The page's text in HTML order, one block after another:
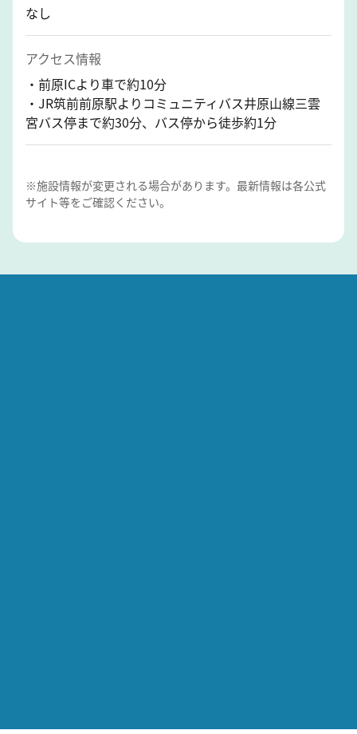
なし
アクセス情報
・前原ICより車で約10分
・JR筑前前原駅よりコミュニティバス井原山線三雲
宮バス停まで約30分、バス停から徒歩約1分
※施設情報が変更される場合があります。最新情報は各公式
サイト等をご確認ください。